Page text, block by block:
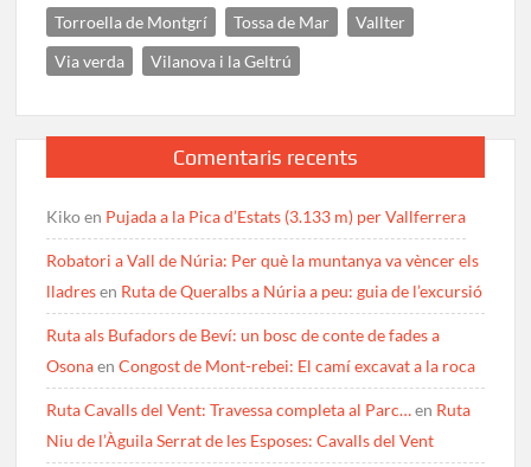
Torroella de Montgrí
Tossa de Mar
Vallter
Via verda
Vilanova i la Geltrú
Comentaris recents
Kikoen Pujada a la Pica d’Estats (3.133 m) per Vallferrera
Robatori a Vall de Núria: Per què la muntanya va vèncer els
lladresen Ruta de Queralbs a Núria a peu: guia de l’excursió
Ruta als Bufadors de Beví: un bosc de conte de fades a
OsonaenCongost de Mont-rebei: El camí excavat a la roca
Ruta Cavalls del Vent: Travessa completa al Parc…en Ruta
Niu de l’Àguila Serrat de les Esposes: Cavalls del Vent